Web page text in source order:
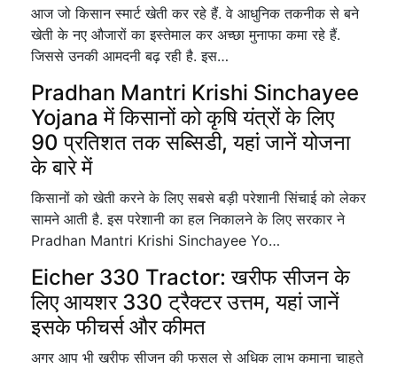
आज जो किसान स्मार्ट खेती कर रहे हैं. वे आधुनिक तकनीक से बने
खेती के नए औजारों का इस्तेमाल कर अच्छा मुनाफा कमा रहे हैं.
जिससे उनकी आमदनी बढ़ रही है. इस…
Pradhan Mantri Krishi Sinchayee
Yojana में किसानों को कृषि यंत्रों के लिए
90 प्रतिशत तक सब्सिडी, यहां जानें योजना
के बारे में
किसानों को खेती करने के लिए सबसे बड़ी परेशानी सिंचाई को लेकर
सामने आती है. इस परेशानी का हल निकालने के लिए सरकार ने
Pradhan Mantri Krishi Sinchayee Yo…
Eicher 330 Tractor: खरीफ सीजन के
लिए आयशर 330 ट्रैक्टर उत्तम, यहां जानें
इसके फीचर्स और कीमत
अगर आप भी खरीफ सीजन की फसल से अधिक लाभ कमाना चाहते